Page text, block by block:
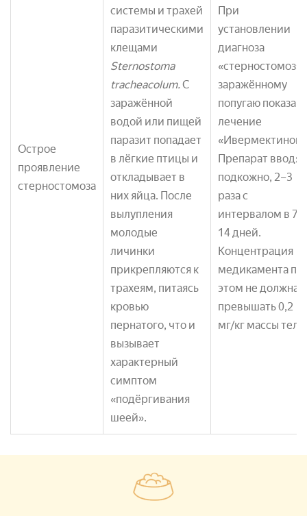
Острое
проявление
стерностомоза
системы и трахей
паразитическими
клещами
Sternostoma
tracheacolum.С
заражённой
водой или пищей
паразит попадает
в лёгкие птицы и
откладывает в
них яйца. После
вылупления
молодые
личинки
прикрепляются к
трахеям, питаясь
кровью
пернатого, что и
вызывает
характерный
симптом
«подёргивания
шеей».
При
установлении
диагноза
«стерностомоз»
заражённому
попугаю
лечение
Препарат вводят
подкожно, 2–3
раза с
интервалом в 7–
14 дней.
Концентрация
медикамента
этом не должна
превышать 0,2
мг/кг массы тела.